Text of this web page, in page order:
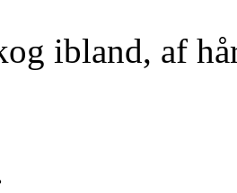
ibland, af